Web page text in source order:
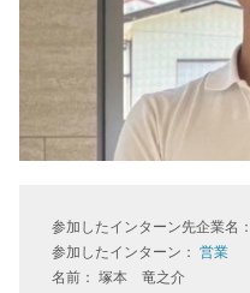
参加したインターン先企業名：
参加したインターン： 営業
名前： 塚本 竜之介